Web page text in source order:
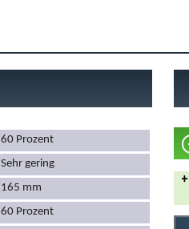
60 Prozent
Sehr gering
165 mm
60 Prozent